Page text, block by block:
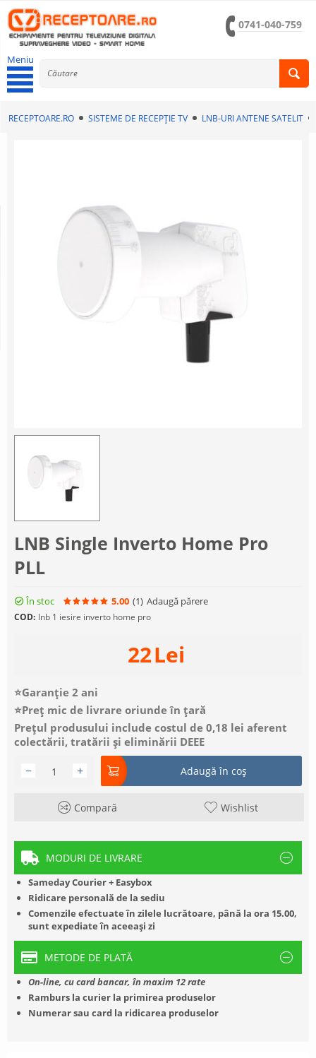
0741-040-759
Meniu
RECEPTOARE.RO SISTEME DE RECEPȚIE TV LNB-URI ANTENE SATELIT
LNB Single Inverto Home Pro
PLL
În stoc 5.00 (1) Adaugă părere
COD: lnb 1 iesire inverto home pro
22Lei
⭐Garanție 2 ani
⭐Preț mic de livrare oriunde în țară
Prețul produsului include costul de 0,18 lei aferent
colectării, tratării și eliminării DEEE
+
− Adaugă în coș
Compară Wishlist
MODURI DE LIVRARE
Sameday Courier + Easybox
Ridicare personală de la sediu
Comenzile efectuate în zilele lucrătoare, până la ora 15.00,
sunt expediate în aceeași zi
METODE DE PLATĂ
On-line, cu card bancar, în maxim 12 rate
Ramburs la curier la primirea produselor
Numerar sau card la ridicarea produselor